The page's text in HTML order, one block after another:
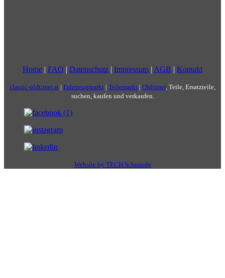
Home | FAQ | Datenschutz | Impressum | AGB | Kontakt
classic-oldtimer.at | Fahrzeugmarkt | Teilemarkt | Oldtimer, Teile, Ersatzteile,
suchen, kaufen und verkaufen.
Website by TECH Schmiede